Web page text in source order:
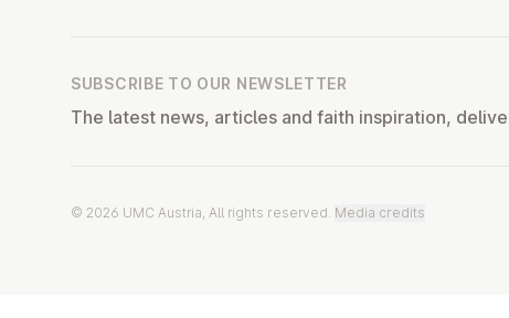
SUBSCRIBE TO OUR NEWSLETTER
The latest news, articles and faith inspiration,
© 2026 UMC Austria, All rights reserved. Media credits